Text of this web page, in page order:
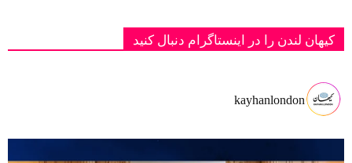
کیهان لندن را در اینستاگرام دنبال کنید
kayhanlondon